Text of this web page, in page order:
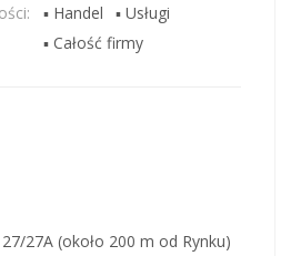
▪ Handel
▪ Usługi
▪ Całość firmy
27A (około 200 m od Rynku)